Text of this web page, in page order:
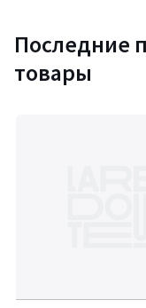
Последние
товары